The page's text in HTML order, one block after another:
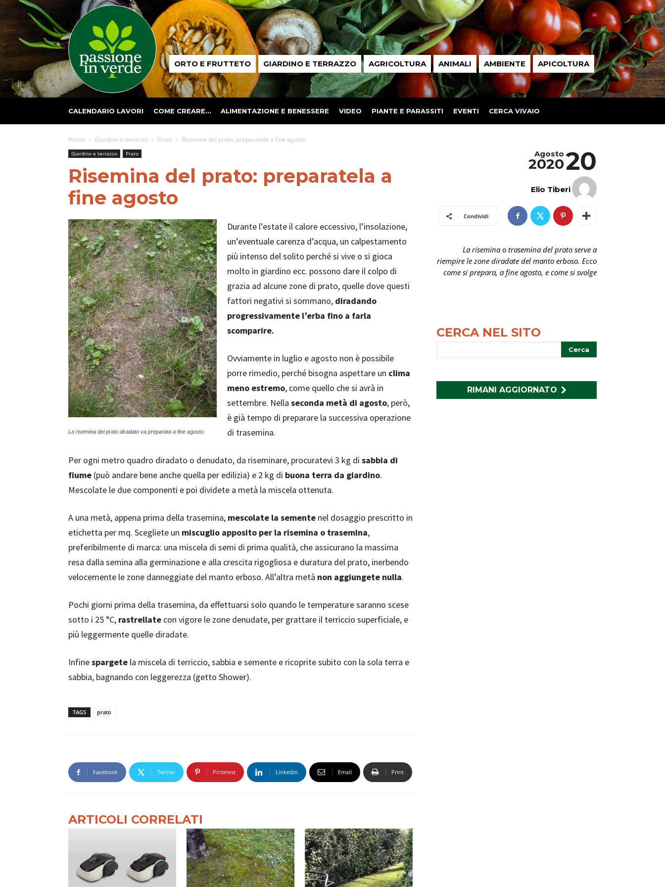
Passione
in ORTO E FRUTTETO GIARDINO E TERRAZZO AGRICOLTURA ANIMALI AMBIENTE APICOLTURA
CALENDARIO LAVORI COME CREARE… ALIMENTAZIONE E BENESSERE VIDEO PIANTE E PARASSITI EVENTI CERCA VIVAIO
Home Giardino e terrazzo Prato Risemina del prato: preparatela a fine agosto
Giardino e terrazzo Prato
Risemina del prato: preparatela a
fine agosto
La risemina del prato diradato va preparata a fine agosto.
Durante l’estate il calore eccessivo, l’insolazione,
un’eventuale carenza d’acqua, un calpestamento
più intenso del solito perché si vive o si gioca
molto in giardino ecc. possono dare il colpo di
grazia ad alcune zone di prato, quelle dove questi
fattori negativi si sommano, diradando
progressivamente l’erba fino a farla
scomparire.
Ovviamente in luglio e agosto non è possibile
porre rimedio, perché bisogna aspettare un clima
meno estremo, come quello che si avrà in
settembre. Nella seconda metà di agosto, però,
è già tempo di preparare la successiva operazione
di trasemina.
Per ogni metro quadro diradato o denudato, da riseminare, procuratevi 3 kg di sabbia di
fiume (può andare bene anche quella per edilizia) e 2 kg di buona terra da giardino.
Mescolate le due componenti e poi dividete a metà la miscela ottenuta.
A una metà, appena prima della trasemina, mescolate la semente nel dosaggio prescritto in
etichetta per mq. Scegliete un miscuglio apposito per la risemina o trasemina,
preferibilmente di marca: una miscela di semi di prima qualità, che assicurano la massima
resa dalla semina alla germinazione e alla crescita rigogliosa e duratura del prato, inerbendo
velocemente le zone danneggiate del manto erboso. All’altra metà non aggiungete nulla.
Pochi giorni prima della trasemina, da effettuarsi solo quando le temperature saranno scese
sotto i 25 °C, rastrellate con vigore le zone denudate, per grattare il terriccio superficiale, e
più leggermente quelle diradate.
Infinespargete la miscela di terriccio, sabbia e semente e ricoprite subito con la sola terra e
sabbia, bagnando con leggerezza (getto Shower).
TAGS prato
Facebook Twitter Pinterest Linkedin Email Print
ARTICOLI CORRELATI
20
Agosto
2020
Elio Tiberi
Condividi
La risemina o trasemina del prato serve a
riempire le zone diradate del manto erboso. Ecco
come si prepara, a fine agosto, e come si svolge
CERCA NEL SITO
RIMANI AGGIORNATO